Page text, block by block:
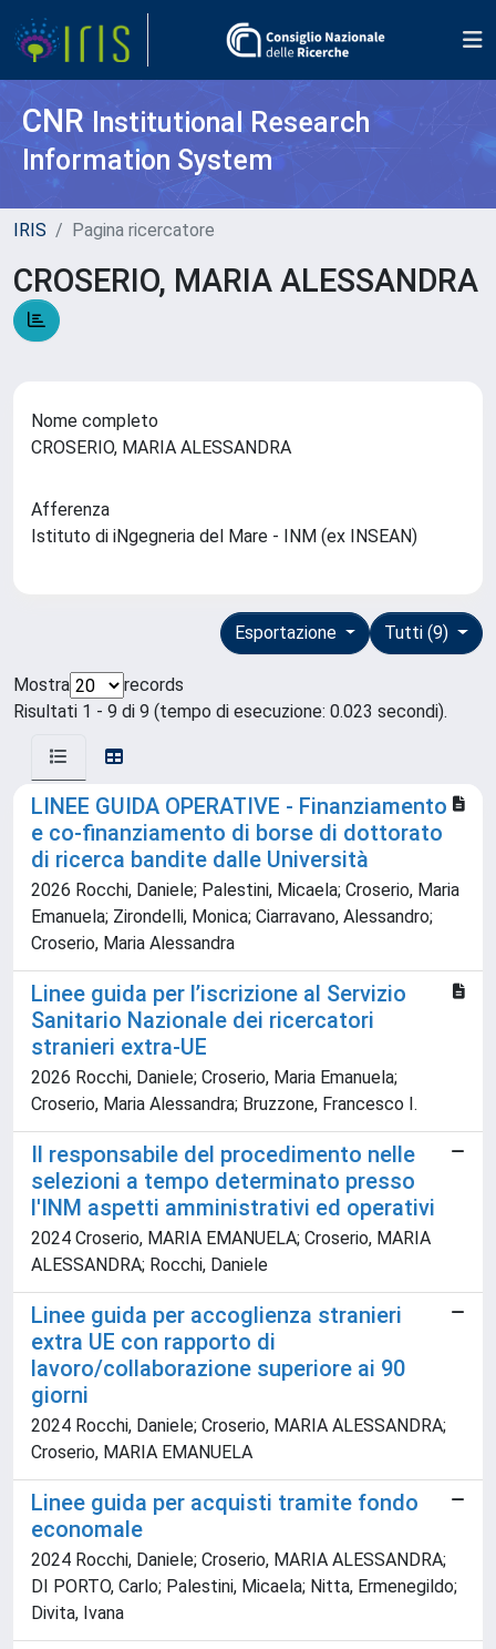
CNR Institutional Research
Information System
IRIS Pagina ricercatore
CROSERIO, MARIA ALESSANDRA
Nome completo
CROSERIO, MARIA ALESSANDRA
Afferenza
Istituto di iNgegneria del Mare - INM (ex INSEAN)
Tutti (9)
Esportazione
Mostra
records
Risultati 1 - 9 di 9 (tempo di esecuzione: 0.023 secondi).
LINEE GUIDA OPERATIVE - Finanziamento
e co-finanziamento di borse di dottorato
di ricerca bandite dalle Università
2026 Rocchi, Daniele; Palestini, Micaela; Croserio, Maria
Emanuela; Zirondelli, Monica; Ciarravano, Alessandro;
Croserio, Maria Alessandra
Linee guida per l’iscrizione al Servizio
Sanitario Nazionale dei ricercatori
stranieri extra-UE
2026 Rocchi, Daniele; Croserio, Maria Emanuela;
Croserio, Maria Alessandra; Bruzzone, Francesco I.
Il responsabile del procedimento nelle
selezioni a tempo determinato presso
l'INM aspetti amministrativi ed operativi
2024 Croserio, MARIA EMANUELA; Croserio, MARIA
ALESSANDRA; Rocchi, Daniele
Linee guida per accoglienza stranieri
extra UE con rapporto di
lavoro/collaborazione superiore ai 90
giorni
2024 Rocchi, Daniele; Croserio, MARIA ALESSANDRA;
Croserio, MARIA EMANUELA
Linee guida per acquisti tramite fondo
economale
2024 Rocchi, Daniele; Croserio, MARIA ALESSANDRA;
DI PORTO, Carlo; Palestini, Micaela; Nitta, Ermenegildo;
Divita, Ivana